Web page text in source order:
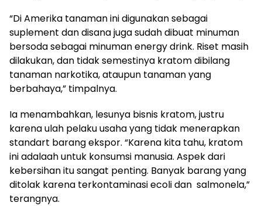
“Di Amerika tanaman ini digunakan sebagai
suplement dan disana juga sudah dibuat minuman
bersoda sebagai minuman energy drink. Riset masih
dilakukan, dan tidak semestinya kratom dibilang
tanaman narkotika, ataupun tanaman yang
berbahaya,” timpalnya.
Ia menambahkan, lesunya bisnis kratom, justru
karena ulah pelaku usaha yang tidak menerapkan
standart barang ekspor. “Karena kita tahu, kratom
ini adalaah untuk konsumsi manusia. Aspek dari
kebersihan itu sangat penting. Banyak barang yang
ditolak karena terkontaminasi ecoli dan salmonela,”
terangnya.